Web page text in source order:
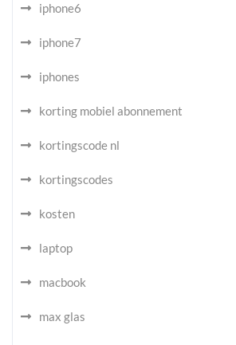
iphone6
iphone7
iphones
korting mobiel abonnement
kortingscode nl
kortingscodes
kosten
laptop
macbook
max glas